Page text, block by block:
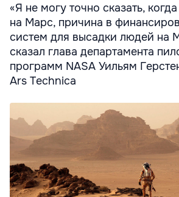
«Я не могу точно сказать,
на Марс, причина в
систем для высадки людей на
сказал глава департамента
программ NASA Уильям
Ars Technica